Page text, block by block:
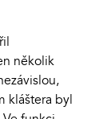
několik
kláštera byl